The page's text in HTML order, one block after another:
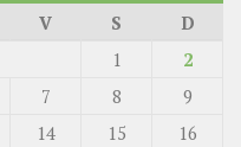
V S
D
1
2
7 8
9
14 15
16